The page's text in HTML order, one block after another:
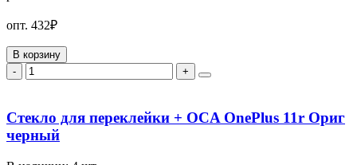
опт. 432₽
В корзину
-
+
Стекло для переклейки + OCA OnePlus 11r Ориг
черный